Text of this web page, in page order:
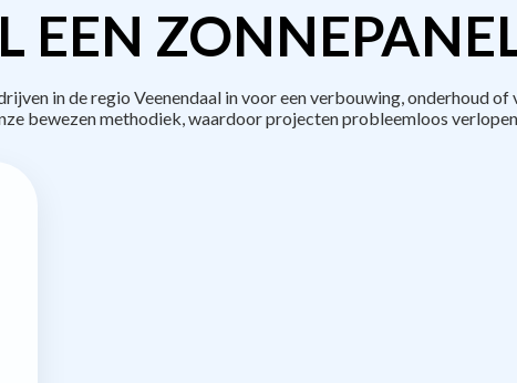
EEN
in de regio Veenendaal in voor een verbouwing, onderhoud
bewezen methodiek, waardoor projecten probleemloos verlopen.